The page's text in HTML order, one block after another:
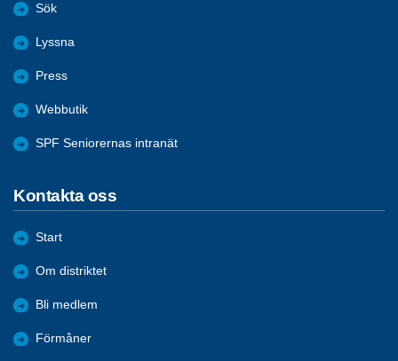
Sök
Lyssna
Press
Webbutik
SPF Seniorernas intranät
Kontakta oss
Start
Om distriktet
Bli medlem
Förmåner